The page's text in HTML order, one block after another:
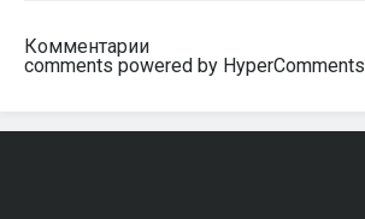
Комментарии
comments powered by HyperComments